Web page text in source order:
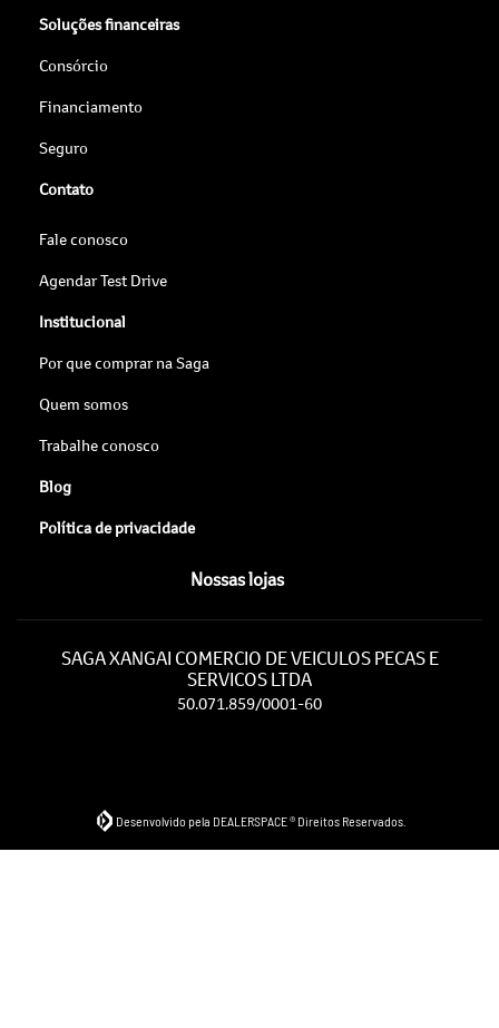
Soluções financeiras
Consórcio
Financiamento
Seguro
Contato
Fale conosco
Agendar Test Drive
Institucional
Por que comprar na Saga
Quem somos
Trabalhe conosco
Blog
Política de privacidade
Nossas lojas
SAGA XANGAI COMERCIO DE VEICULOS PECAS E
SERVICOS LTDA
50.071.859/0001-60
Desenvolvido pela DEALERSPACE ® Direitos Reservados.